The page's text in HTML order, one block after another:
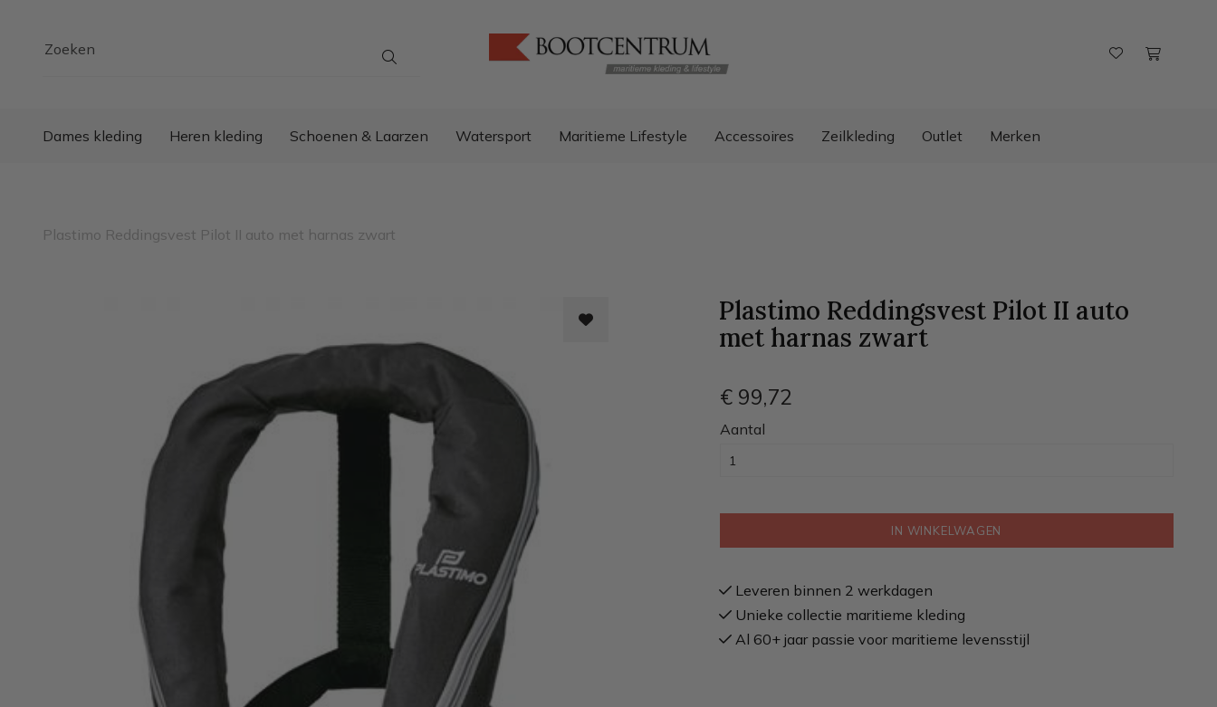
Zoeken
Dames kleding Heren kleding Schoenen & Laarzen Watersport Maritieme Lifestyle Accessoires Zeilkleding Outlet Merken
Plastimo Reddingsvest Pilot II auto met harnas zwart
Plastimo Reddingsvest Pilot II auto
met harnas zwart
€ 99,72
Aantal
IN WINKELWAGEN
Leveren binnen 2 werkdagen
Unieke collectie maritieme kleding
Al 60+ jaar passie voor maritieme levensstijl